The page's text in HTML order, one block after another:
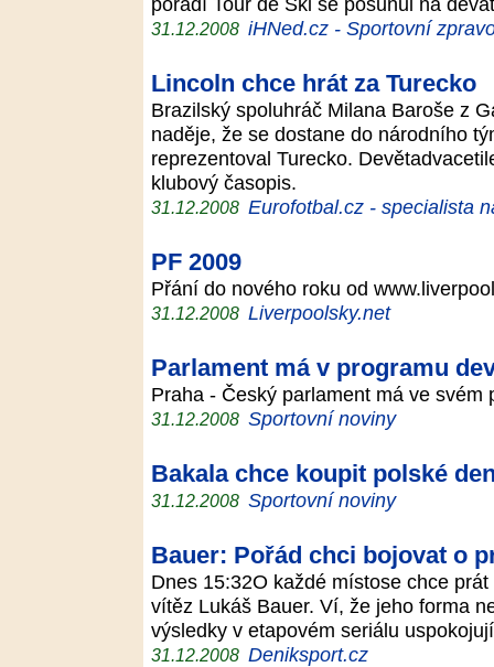
31.12.2008 iHNed.cz - Sportovní
Lincoln chce hrát za Turecko
Brazilský spoluhráč Milana Baroše z
naděje, že se dostane do národního
reprezentoval Turecko.
klubový časopis.
31.12.2008 Eurofotbal.cz - specialista
PF 2009
Přání do nového roku od
31.12.2008 Liverpoolsky.net
Parlament má v programu
Praha - Český parlament má ve
31.12.2008 Sportovní noviny
Bakala chce koupit polské
31.12.2008 Sportovní noviny
Bauer: Pořád chci bojovat o
Dnes 15:32O každé místose chce
vítěz Lukáš Bauer. Ví, že jeho forma
výsledky v etapovém seriálu
31.12.2008 Deniksport.cz